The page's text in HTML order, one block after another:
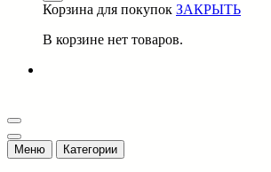
Корзина для покупок ЗАКРЫТЬ
В корзине нет товаров.
Меню Категории